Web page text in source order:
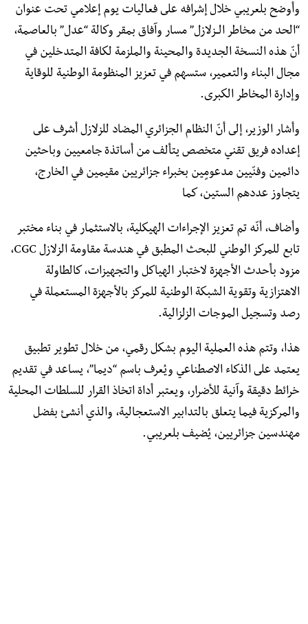
وأوضح بلعريبي خلال إشرافه على فعاليات يوم إعلامي تحت عنوان
“الحد من مخاطر الــزلازل” مسار وآفاق بمقر وكالة “عدل” بالعاصمة،
أنّ هذه النسخة الجديدة والمحينة والملزمة لكافة المتدخلين في
مجال البناء والتعمير، ستسهم في تعزيز المنظومة الوطنية للوقاية
وإدارة المخاطر الكبرى.
وأشار الوزير، إلى أنّ النظام الجزائري المضاد للزلازل أشرف على
إعداده فريق تقني متخصص يتألف من أساتذة جامعيين وباحثين
دائمين وفنّيين مدعومٍين بخبراء جزائريين مقيمين في الخارج،
يتجاوز عددهم الستين، كما
وأضاف، أنّه تم تعزيز الإجراءات الهيكلية، بالاستثمار في بناء مختبر
تابع للمركز الوطني للبحث المطبق في هندسة مقاومة الزلازل CGC،
مزود بأحدث الأجهزة لاختبار الهياكل والتجهيزات، كالطاولة
الاهتزازية وتقوية الشبكة الوطنية للمركز بالأجهزة المستعملة في
رصد وتسجيل الموجات الزلزالية.
هذا، وتتم هذه العملية اليوم بشكل رقمي، من خلال تطوير تطبيق
يعتمد على الذكاء الاصطناعي ويُعرف باسم “ديما”، يساعد في تقديم
خرائط دقيقة وآنية للأضرار، ويعتبر أداة اتخاذ القرار للسلطات المحلية
والمركزية فيما يتعلق بالتدابير الاستعجالية، والذي أنشئ بفضل
مهندسين جزائريين، يُضيف بلعريبي.